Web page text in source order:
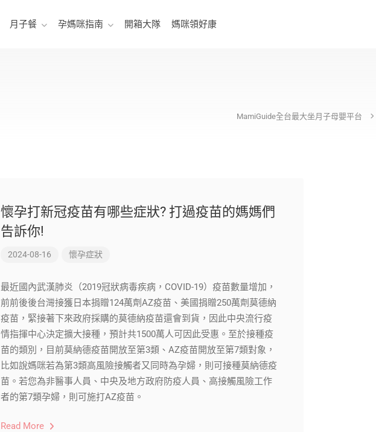
月子餐 孕媽咪指南 開箱大隊 媽咪領好康
MamiGuide全台最大坐月子母嬰平台
懷孕打新冠疫苗有哪些症狀? 打過疫苗的媽媽們
告訴你!
2024-08-16 懷孕症狀
最近國內武漢肺炎（2019冠狀病毒疾病，COVID-19）疫苗數量增加，
前前後後台灣接獲日本捐贈124萬劑AZ疫苗、美國捐贈250萬劑莫德納
疫苗，緊接著下來政府採購的莫德納疫苗還會到貨，因此中央流行疫
情指揮中心決定擴大接種，預計共1500萬人可因此受惠。至於接種疫
苗的類別，目前莫納德疫苗開放至第3類、AZ疫苗開放至第7類對象，
比如說媽咪若為第3類高風險接觸者又同時為孕婦，則可接種莫納德疫
苗。若您為非醫事人員、中央及地方政府防疫人員、高接觸風險工作
者的第7類孕婦，則可施打AZ疫苗。
Read More